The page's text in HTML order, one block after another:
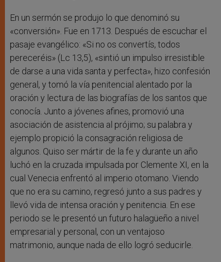
En un sermón se produjo lo que denominó su
«conversión». Fue en 1713. Después de escuchar el
pasaje evangélico: «Si no os convertís, todos
pereceréis» (Lc 13,5), «sintió un impulso irresistible
de darse a una vida santa y perfecta», hizo confesión
general, y tomó la vía penitencial alentado por la
oración y lectura de las biografías de los santos que
conocía. Junto a jóvenes afines, promovió una
asociación de asistencia al prójimo; su palabra y
ejemplo propició la consagración religiosa de
algunos. Quiso ser mártir de la fe y durante un año
luchó en la cruzada impulsada por Clemente XI, en la
cual Venecia enfrentó al imperio otomano . Viendo
que no era su camino, regresó junto a sus padres y
llevó vida de intensa oración y penitencia. En ese
periodo se le presentó un futuro halagüeño a nivel
empresarial y personal, con un ventajoso
matrimonio, aunque nada de ello logró seducirle.